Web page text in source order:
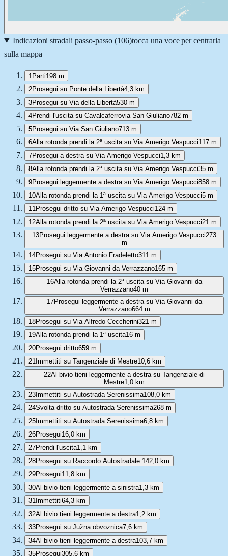
Indicazioni stradali passo-passo (106)tocca una voce per centrarla
sulla mappa
1 Parti198 m
2Prosegui su Ponte della Libertà4,3 km
3Prosegui su Via della Libertà530 m
4Prendi l'uscita su Cavalcaferrovia San Giuliano782 m
5Prosegui su Via San Giuliano713 m
6Alla rotonda prendi la 2ª uscita su Via Amerigo Vespucci117 m
7Prosegui a destra su Via Amerigo Vespucci1,3 km
8Alla rotonda prendi la 2ª uscita su Via Amerigo Vespucci35 m
9Prosegui leggermente a destra su Via Amerigo Vespucci858 m
10Alla rotonda prendi la 1ª uscita su Via Amerigo Vespucci5 m
11 Prosegui dritto su Via Amerigo Vespucci124 m
12Alla rotonda prendi la 2ª uscita su Via Amerigo Vespucci21 m
13Prosegui leggermente a destra su Via Amerigo Vespucci273
m
14Prosegui su Via Antonio Fradeletto311 m
15Prosegui su Via Giovanni da Verrazzano165 m
16Alla rotonda prendi la 2ª uscita su Via Giovanni da
Verrazzano40 m
17Prosegui leggermente a destra su Via Giovanni da
Verrazzano664 m
18Prosegui su Via Alfredo Ceccherini321 m
19Alla rotonda prendi la 1ª uscita16 m
20Prosegui dritto659 m
21 Immettiti su Tangenziale di Mestre10,6 km
22Al bivio tieni leggermente a destra su Tangenziale di
Mestre1,0 km
23Immettiti su Autostrada Serenissima108,0 km
24Svolta dritto su Autostrada Serenissima268 m
25Immettiti su Autostrada Serenissima6,8 km
26Prosegui16,0 km
27Prendi l'uscita1,1 km
28Prosegui su Raccordo Autostradale 142,0 km
29Prosegui11,8 km
30Al bivio tieni leggermente a sinistra1,3 km
31 Immettiti64,3 km
32Al bivio tieni leggermente a destra1,2 km
33Prosegui su Južna obvoznica7,6 km
34Al bivio tieni leggermente a destra103,7 km
35Prosegui305,6 km